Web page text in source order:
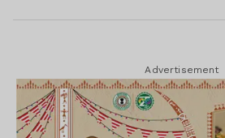
Advertisement